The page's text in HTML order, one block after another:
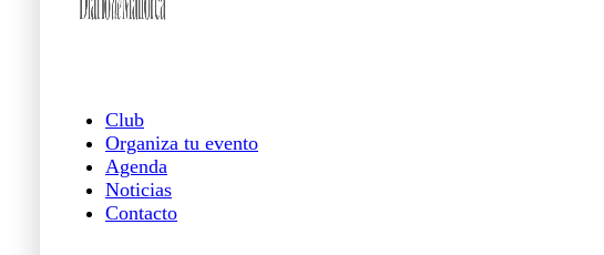
Club
Organiza tu evento
Agenda
Noticias
Contacto